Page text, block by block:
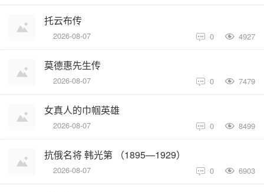
托云布传
2026-08-07 0  4927
莫德惠先生传
2026-08-07 0  7479
女真人的巾帼英雄
2026-08-07 0  8499
抗俄名将 韩光第 （1895—1929）
2026-08-07 0  6903